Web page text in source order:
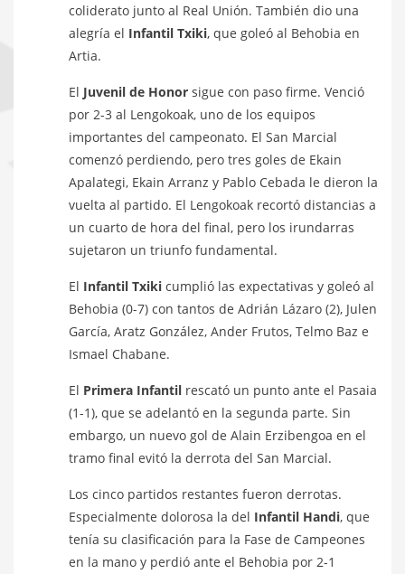
coliderato junto al Real Unión. También dio una
alegría el Infantil Txiki, que goleó al Behobia en
Artia.
El Juvenil de Honor sigue con paso firme. Venció
por 2-3 al Lengokoak, uno de los equipos
importantes del campeonato. El San Marcial
comenzó perdiendo, pero tres goles de Ekain
Apalategi, Ekain Arranz y Pablo Cebada le dieron la
vuelta al partido. El Lengokoak recortó distancias a
un cuarto de hora del final, pero los irundarras
sujetaron un triunfo fundamental.
El Infantil Txiki cumplió las expectativas y goleó al
Behobia (0-7) con tantos de Adrián Lázaro (2), Julen
García, Aratz González, Ander Frutos, Telmo Baz e
Ismael Chabane.
El Primera Infantil rescató un punto ante el Pasaia
(1-1), que se adelantó en la segunda parte. Sin
embargo, un nuevo gol de Alain Erzibengoa en el
tramo final evitó la derrota del San Marcial.
Los cinco partidos restantes fueron derrotas.
Especialmente dolorosa la del Infantil Handi, que
tenía su clasificación para la Fase de Campeones
en la mano y perdió ante el Behobia por 2-1